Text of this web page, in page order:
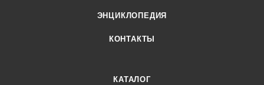
ЭНЦИКЛОПЕДИЯ
КОНТАКТЫ
КАТАЛОГ